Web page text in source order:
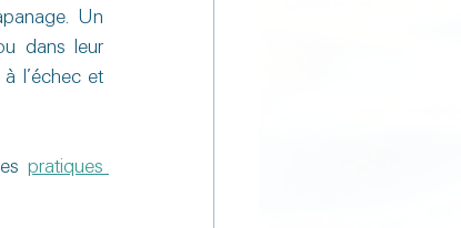
Un
dans leur
l’échec et
pratiques